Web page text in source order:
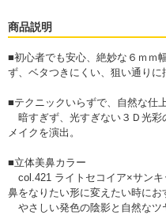
商品説明
■初心者でも安心、絶妙な６ｍｍ
ず、ベタつきにくい、狙い通りに
■テクニックいらずで、自然な仕
暗すぎず、光すぎない３Ｄ光彩
メイクを演出。
■立体美鼻カラー
col.421 ライトセコイア×サンキ
鼻をなりたい形に変えたい時にお
やさしい発色の陰影と自然なツ